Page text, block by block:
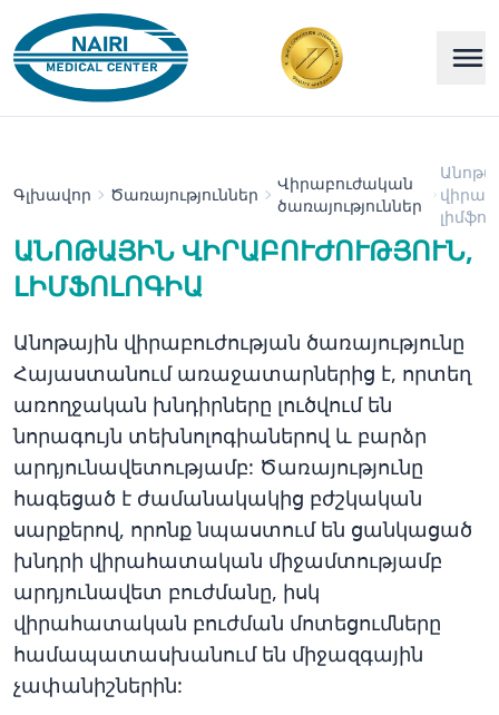
Գլխավոր Ծառայություններ
Վիրաբուժական
ծառայություններ
ԱՆՈԹԱՅԻՆ ՎԻՐԱԲՈՒԺՈՒԹՅՈՒՆ,
ԼԻՄՖՈԼՈԳԻԱ
Անոթային վիրաբուժության ծառայությունը
Հայաստանում առաջատարներից է, որտեղ
առողջական խնդիրները լուծվում են
նորագույն տեխնոլոգիաներով և բարձր
արդյունավետությամբ: Ծառայությունը
հագեցած է ժամանակակից բժշկական
սարքերով, որոնք նպաստում են ցանկացած
խնդրի վիրահատական միջամտությամբ
արդյունավետ բուժմանը, իսկ
վիրահատական բուժման մոտեցումները
համապատասխանում են միջազգային
չափանիշներին: